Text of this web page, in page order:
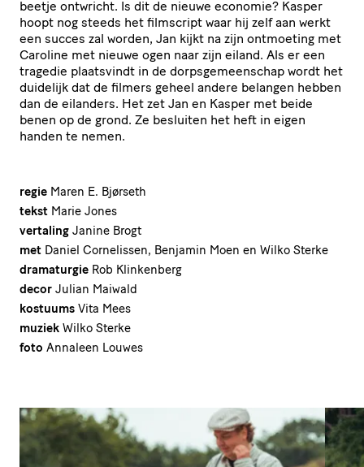
beetje ontwricht. Is dit de nieuwe economie? Kasper
hoopt nog steeds het filmscript waar hij zelf aan werkt
een succes zal worden, Jan kijkt na zijn ontmoeting met
Caroline met nieuwe ogen naar zijn eiland. Als er een
tragedie plaatsvindt in de dorps­ge­meen­schap wordt het
duidelijk dat de filmers geheel andere belangen hebben
dan de eilanders. Het zet Jan en Kasper met beide
benen op de grond. Ze besluiten het heft in eigen
handen te nemen.
regie Maren E. Bjørseth
tekst Marie Jones
vertaling Janine Brogt
met Daniel Cornelissen, Benjamin Moen en Wilko Sterke
dramaturgie Rob Klinkenberg
decor Julian Maiwald
kostuums Vita Mees
muziek Wilko Sterke
foto Annaleen Louwes